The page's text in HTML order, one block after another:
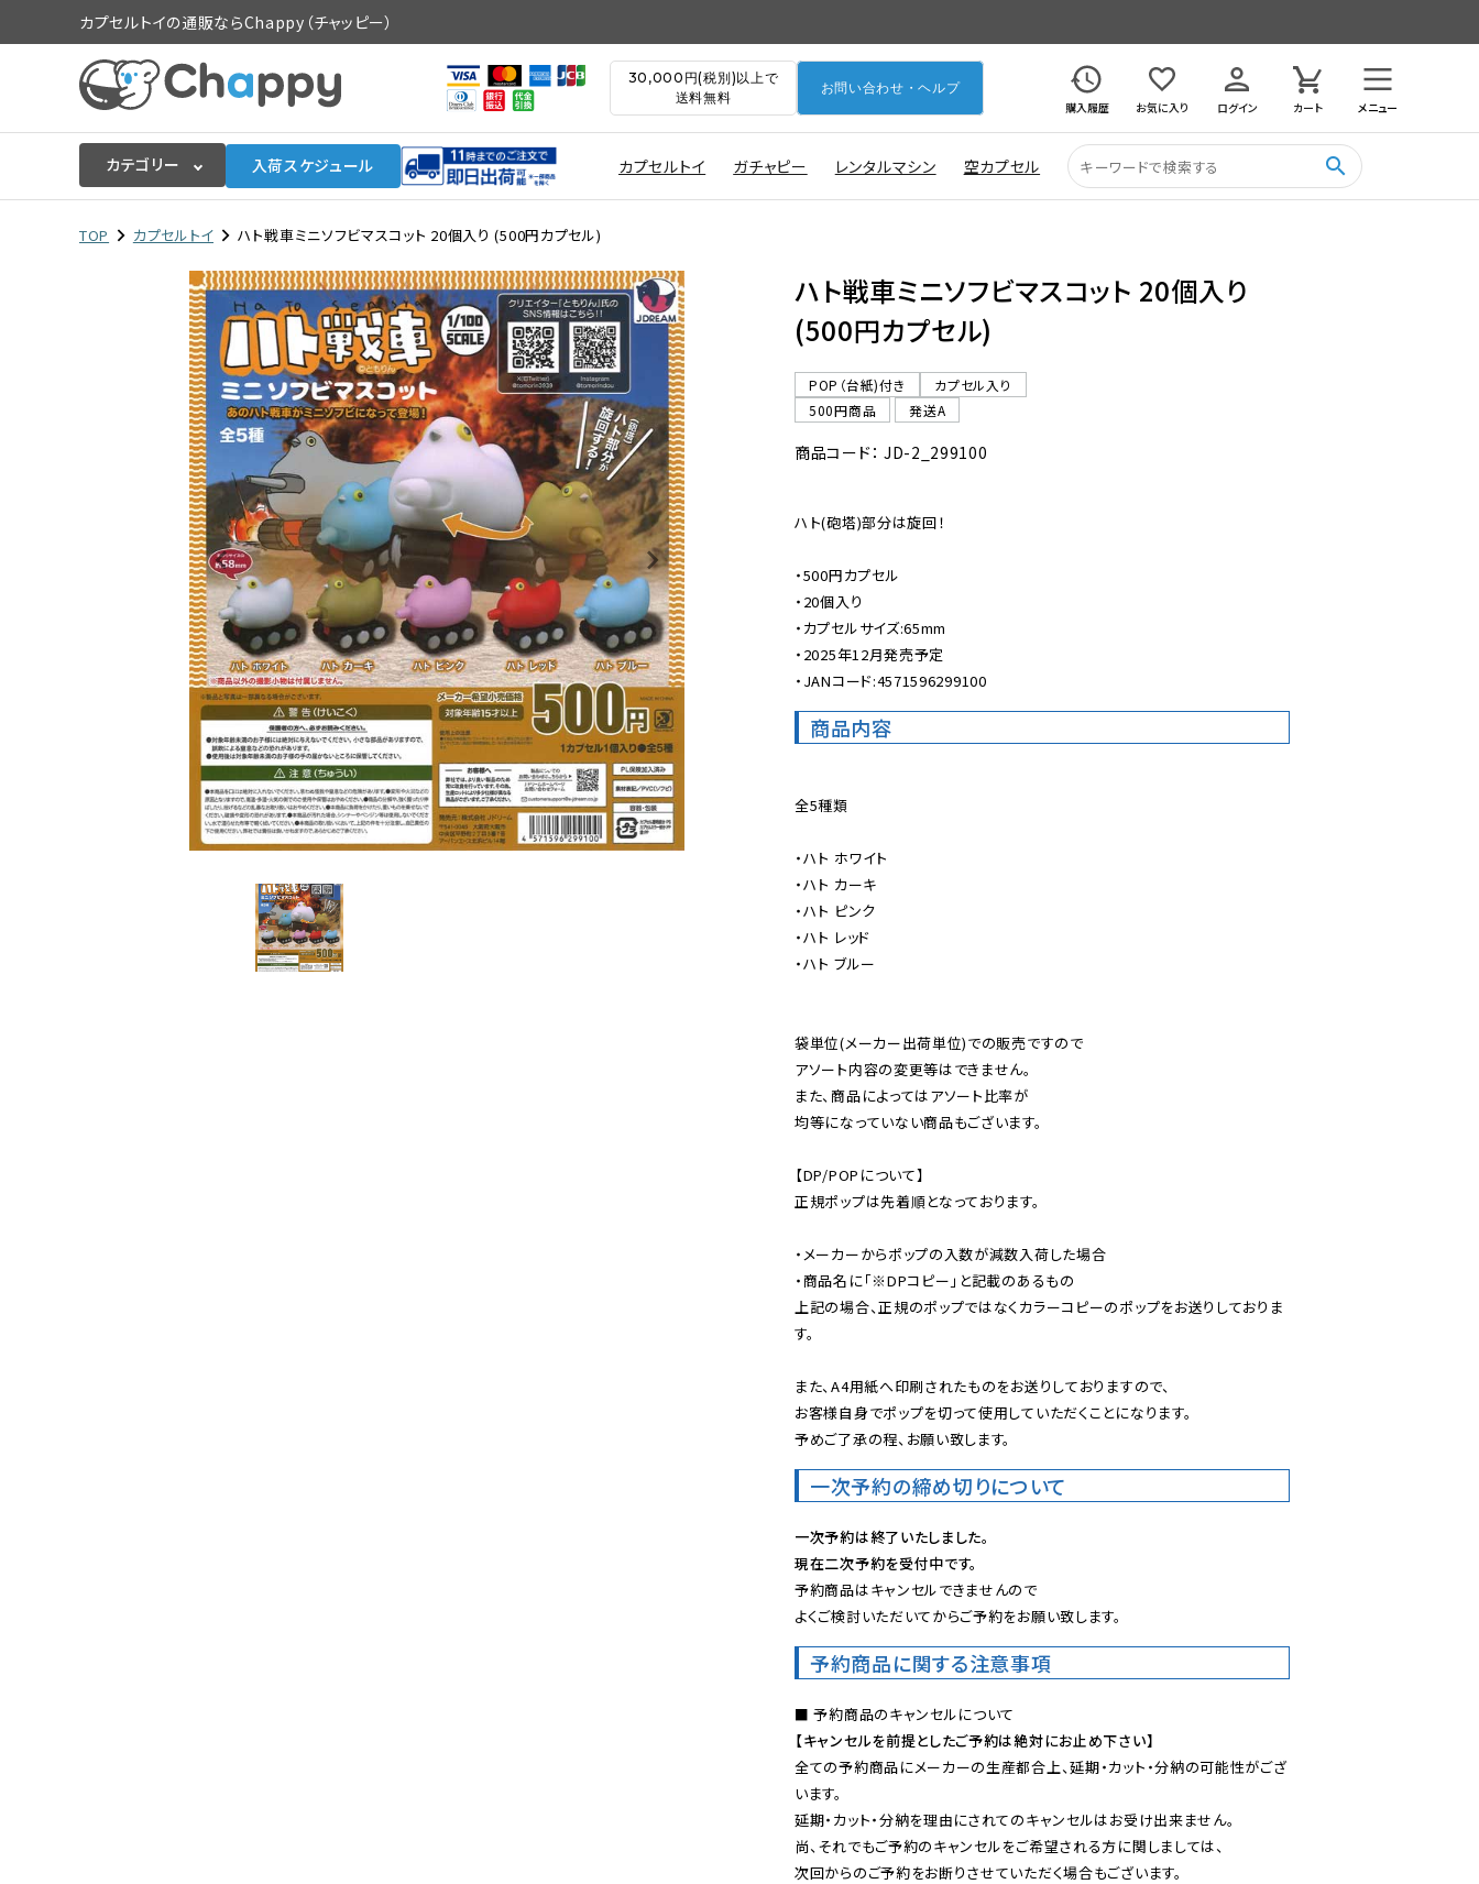
カプセルトイの通販ならChappy（チャッピー）
30,000円(税別)以上で
送料無料
お問い合わせ・ヘルプ
購入履歴
お気に入り ログイン カート メニュー
カテゴリー 入荷スケジュール カプセルトイ ガチャピー レンタルマシン 空カプセル search
ログイン 会員登録
入荷スケジュールをチェック
カプセルトイマシン本体
販促用空カプセル
景品・玩具・文具
販促用カプセルトイ
よくあるご質問
ご利用ガイド
06-6282-7659
TOP カプセルトイ ハト戦車ミニソフビマスコット 20個入り (500円カプセル)
ハト戦車ミニソフビマスコット 20個入り
(500円カプセル)
POP（台紙)付き
カプセル入り
500円商品
発送A
商品コード： JD-2_299100
ハト(砲塔)部分は旋回！
・500円カプセル
・20個入り
・カプセルサイズ:65mm
・2025年12月発売予定
・JANコード:4571596299100
商品内容
全5種類
・ハト ホワイト
・ハト カーキ
・ハト ピンク
・ハト レッド
・ハト ブルー
袋単位(メーカー出荷単位)での販売ですので
アソート内容の変更等はできません。
また、商品によってはアソート比率が
均等になっていない商品もございます。
【DP/POPについて】
正規ポップは先着順となっております。
・メーカーからポップの入数が減数入荷した場合
・商品名に「※DPコピー」と記載のあるもの
上記の場合、正規のポップではなくカラーコピーのポップをお送りしておりま
す。
また、A4用紙へ印刷されたものをお送りしておりますので、
お客様自身でポップを切って使用していただくことになります。
予めご了承の程、お願い致します。
一次予約の締め切りについて
一次予約は終了いたしました。
現在二次予約を受付中です。
予約商品はキャンセルできませんので
よくご検討いただいてからご予約をお願い致します。
予約商品に関する注意事項
【キャンセルを前提としたご予約は絶対にお止め下さい】
全ての予約商品にメーカーの生産都合上、延期・カット・分納の可能性がござ
います。
延期・カット・分納を理由にされてのキャンセルはお受け出来ません。
尚、それでもご予約のキャンセルをご希望される方に関しましては、
次回からのご予約をお断りさせていただく場合もございます。